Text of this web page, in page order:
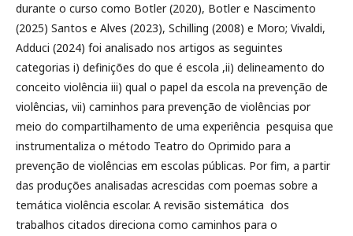
durante o curso como Botler (2020), Botler e Nascimento
(2025) Santos e Alves (2023), Schilling (2008) e Moro; Vivaldi,
Adduci (2024) foi analisado nos artigos as seguintes
categorias i) definições do que é escola ,ii) delineamento do
conceito violência iii) qual o papel da escola na prevenção de
violências, vii) caminhos para prevenção de violências por
meio do compartilhamento de uma experiência pesquisa que
instrumentaliza o método Teatro do Oprimido para a
prevenção de violências em escolas públicas. Por fim, a partir
das produções analisadas acrescidas com poemas sobre a
temática violência escolar. A revisão sistemática dos
trabalhos citados direciona como caminhos para o